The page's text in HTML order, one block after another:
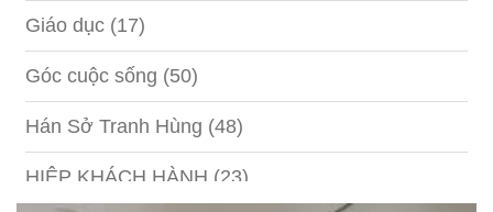
Giáo dục (17)
Góc cuộc sống (50)
Hán Sở Tranh Hùng (48)
HIỆP KHÁCH HÀNH (23)